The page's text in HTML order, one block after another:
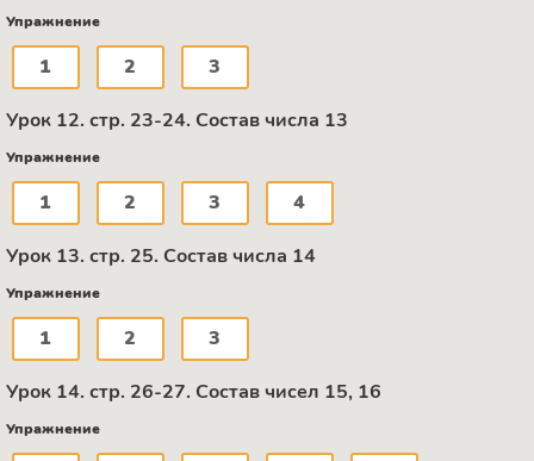
Упражнение
1 2 3
Урок 12. стр. 23-24. Состав числа 13
Упражнение
1 2 3 4
Урок 13. стр. 25. Состав числа 14
Упражнение
1 2 3
Урок 14. стр. 26-27. Состав чисел 15, 16
Упражнение